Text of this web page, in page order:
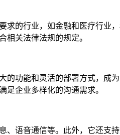
求的行业，如金融和医疗行业
相关法律法规的规定。
的功能和灵活的部署方式，成
足企业多样化的沟通需求。
、语音通信等。此外，它还支